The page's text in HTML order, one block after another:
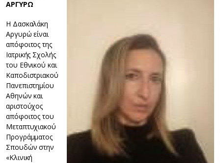
ΑΡΓΥΡΩ
Η Δασκαλάκη
Αργυρώ είναι
απόφοιτος της
Ιατρικής Σχολής
του Εθνικού και
Καποδιστριακού
Πανεπιστημίου
Αθηνών και
αριστούχος
απόφοιτος του
Μεταπτυχιακού
Προγράμματος
Σπουδών στην
«Κλινική